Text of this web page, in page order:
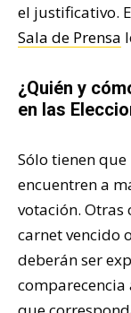
el justificativo.
Sala de Prensa
¿Quién y
en las
Sólo tienen
encuentren a
votación. Otras
carnet vencido
deberán ser
comparecencia